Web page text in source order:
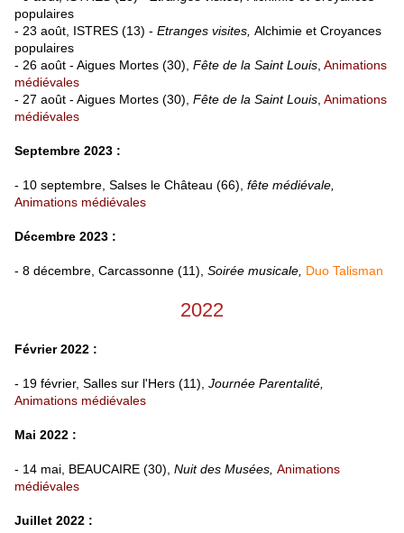
populaires
- 23 août, ISTRES (13) - Etranges visites, Alchimie et Croyances
populaires
- 26 août - Aigues Mortes (30), Fête de la Saint Louis Animations
médiévales
- 27 août - Aigues Mortes (30), Fête de la Saint Louis Animations
médiévales
Septembre 2023 :
- 10 septembre, Salses le Château (66), fête médiévale,
Animations médiévales
Décembre 2023 :
- 8 décembre, Carcassonne (11), Soirée musicale, Duo Talisman
2022
Février 2022 :
- 19 février, Salles sur l'Hers (11), Journée Parentalité,
Animations médiévales
Mai 2022 :
- 14 mai, BEAUCAIRE (30), Nuit des Musées, Animations
médiévales
Juillet 2022 :